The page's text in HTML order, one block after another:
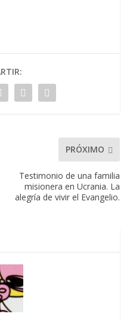
PRÓXIMO
Testimonio de una familia
misionera en Ucrania. La
alegría de vivir el Evangelio.